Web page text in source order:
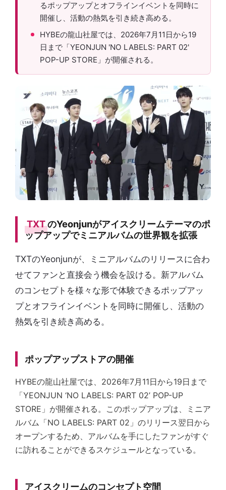
るポップアップとオフラインイベントを同時に
開催し、活動の熱気を引き続き高める。
HYBEの龍山社屋では、2026年7月11日から19
日まで「YEONJUN 'NO LABELS: PART 02'
POP-UP STORE」が開催される。
TXTのYeonjunがアイスクリームテーマのポ
ップアップでミニアルバムの世界観を拡張
TXTのYeonjunが、ミニアルバムのリリースに合わ
せてファンと直接会う機会を設ける。新アルバム
のコンセプトを様々な形で体験できるポップアッ
プとオフラインイベントを同時に開催し、活動の
熱気を引き続き高める。
ポップアップストアの開催
HYBEの龍山社屋では、2026年7月11日から19日まで
「YEONJUN ‘NO LABELS: PART 02’ POP-UP
STORE」が開催される。このポップアップは、ミニア
ルバム「NO LABELS: PART 02」のリリース翌日から
オープンするため、アルバムを手にしたファンがすぐ
に訪れることができるスケジュールとなっている。
アイスクリームのコンセプト空間